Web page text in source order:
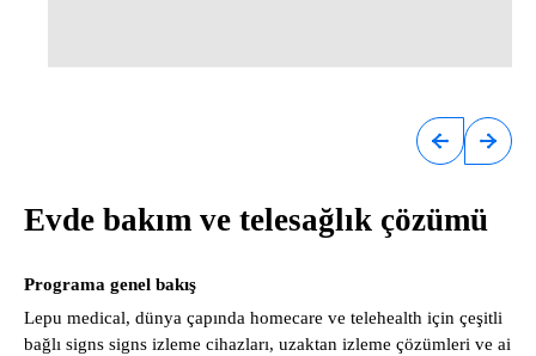
Evde bakım ve telesağlık çözümü
Programa genel bakış
Lepu medical, dünya çapında homecare ve telehealth için çeşitli
bağlı signs signs izleme cihazları, uzaktan izleme çözümleri ve ai